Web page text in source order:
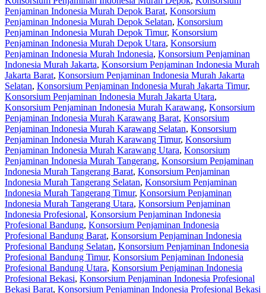
Penjaminan Indonesia Murah Depok Barat, Konsorsium
Penjaminan Indonesia Murah Depok Selatan, Konsorsium
Penjaminan Indonesia Murah Depok Timur, Konsorsium
Penjaminan Indonesia Murah Depok Utara, Konsorsium
Penjaminan Indonesia Murah Indonesia, Konsorsium Penjaminan
Indonesia Murah Jakarta, Konsorsium Penjaminan Indonesia Murah
Jakarta Barat, Konsorsium Penjaminan Indonesia Murah Jakarta
Selatan, Konsorsium Penjaminan Indonesia Murah Jakarta Timur,
Konsorsium Penjaminan Indonesia Murah Jakarta Utara,
Konsorsium Penjaminan Indonesia Murah Karawang, Konsorsium
Penjaminan Indonesia Murah Karawang Barat, Konsorsium
Penjaminan Indonesia Murah Karawang Selatan, Konsorsium
Penjaminan Indonesia Murah Karawang Timur, Konsorsium
Penjaminan Indonesia Murah Karawang Utara, Konsorsium
Penjaminan Indonesia Murah Tangerang, Konsorsium Penjaminan
Indonesia Murah Tangerang Barat, Konsorsium Penjaminan
Indonesia Murah Tangerang Selatan, Konsorsium Penjaminan
Indonesia Murah Tangerang Timur, Konsorsium Penjaminan
Indonesia Murah Tangerang Utara, Konsorsium Penjaminan
Indonesia Profesional, Konsorsium Penjaminan Indonesia
Profesional Bandung, Konsorsium Penjaminan Indonesia
Profesional Bandung Barat, Konsorsium Penjaminan Indonesia
Profesional Bandung Selatan, Konsorsium Penjaminan Indonesia
Profesional Bandung Timur, Konsorsium Penjaminan Indonesia
Profesional Bandung Utara, Konsorsium Penjaminan Indonesia
Profesional Bekasi, Konsorsium Penjaminan Indonesia Profesional
Bekasi Barat, Konsorsium Penjaminan Indonesia Profesional Bekasi